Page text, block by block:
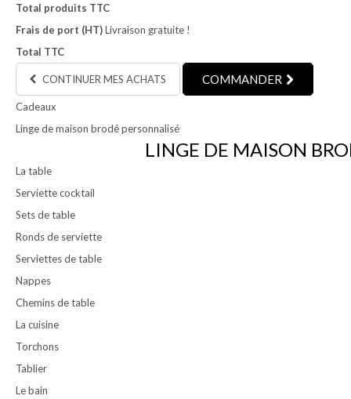
Total produits TTC
Frais de port (HT)Livraison gratuite !
Total TTC
CONTINUER MES ACHATS COMMANDER
Cadeaux
Linge de maison brodé personnalisé
LINGE DE MAISON
La table
Serviette cocktail
Sets de table
Ronds de serviette
Serviettes de table
Nappes
Chemins de table
La cuisine
Torchons
Tablier
Le bain